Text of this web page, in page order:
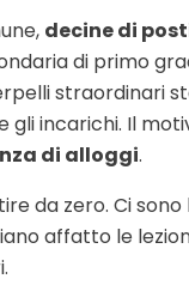
decine di
di primo
straordinari
incarichi. Il
di alloggi.
da zero. Ci
affatto le